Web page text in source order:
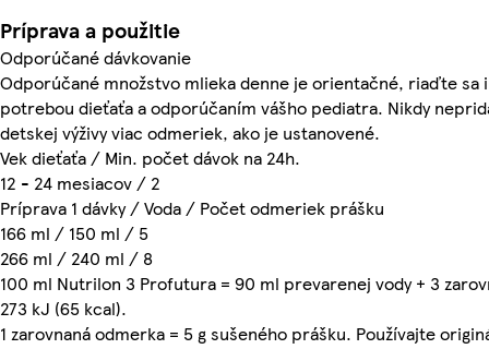
Príprava a použitie
Odporúčané dávkovanie
Odporúčané množstvo mlieka denne je orientačné, riaďte sa
potrebou dieťaťa a odporúčaním vášho pediatra. Nikdy
detskej výživy viac odmeriek, ako je ustanovené.
Vek dieťaťa / Min. počet dávok na 24h.
12 - 24 mesiacov / 2
Príprava 1 dávky / Voda / Počet odmeriek prášku
166 ml / 150 ml / 5
266 ml / 240 ml / 8
100 ml Nutrilon 3 Profutura = 90 ml prevarenej vody + 3
273 kJ (65 kcal).
1 zarovnaná odmerka = 5 g sušeného prášku. Používajte